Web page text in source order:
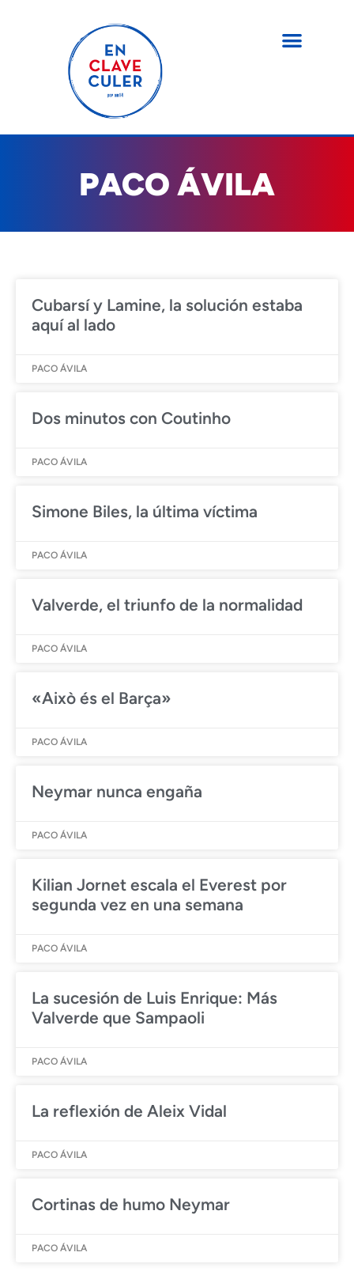
PACO ÁVILA
Cubarsí y Lamine, la solución estaba
aquí al lado
PACO ÁVILA
Dos minutos con Coutinho
PACO ÁVILA
Simone Biles, la última víctima
PACO ÁVILA
Valverde, el triunfo de la normalidad
PACO ÁVILA
«Això és el Barça»
PACO ÁVILA
Neymar nunca engaña
PACO ÁVILA
Kilian Jornet escala el Everest por
segunda vez en una semana
PACO ÁVILA
La sucesión de Luis Enrique: Más
Valverde que Sampaoli
PACO ÁVILA
La reflexión de Aleix Vidal
PACO ÁVILA
Cortinas de humo Neymar
PACO ÁVILA